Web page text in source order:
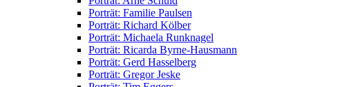
Porträt: Familie Paulsen
Porträt: Richard Kölber
Porträt: Michaela Runknagel
Porträt: Ricarda Byrne-Hausmann
Porträt: Gerd Hasselberg
Porträt: Gregor Jeske